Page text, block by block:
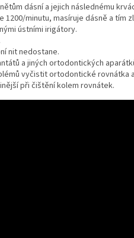
dásní a jejich následnému
minutu, masíruje dásně a tím
ústními irigátory.
nit nedostane.
a jiných ortodontických
vyčistit ortodontické rovnátka
při čištění kolem rovnátek.